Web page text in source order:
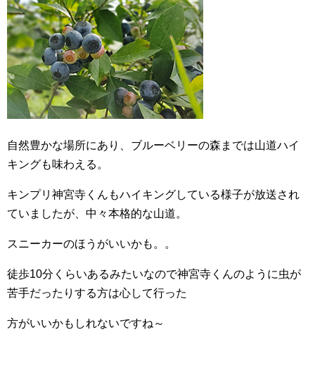
自然豊かな場所にあり、ブルーベリーの森までは山道ハイ
キングも味わえる。
キンプリ神宮寺くんもハイキングしている様子が放送され
ていましたが、中々本格的な山道。
スニーカーのほうがいいかも。。
徒歩10分くらいあるみたいなので神宮寺くんのように虫が
苦手だったりする方は心して行った
方がいいかもしれないですね～